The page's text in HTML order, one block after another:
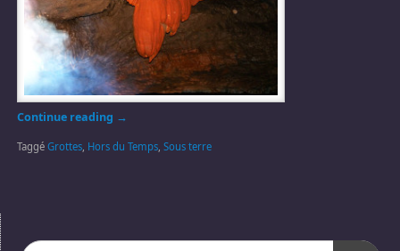
Continue reading →
Taggé Grottes, Hors du Temps, Sous terre